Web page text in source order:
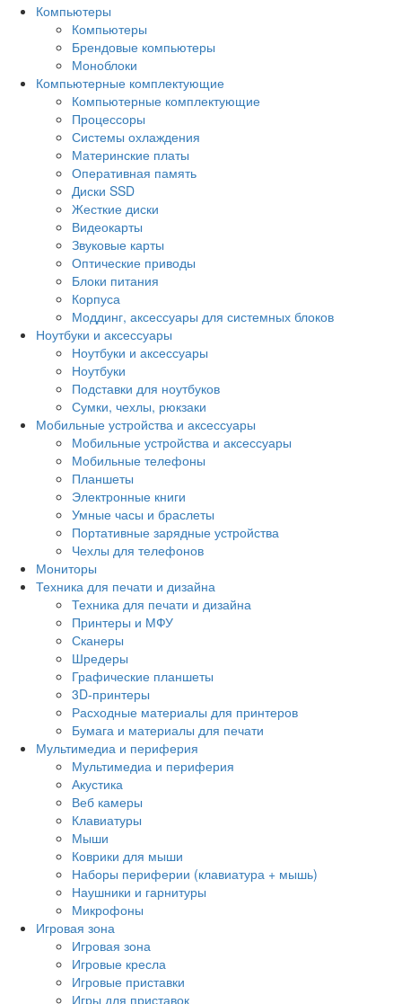
Компьютеры
Компьютеры
Брендовые компьютеры
Моноблоки
Компьютерные комплектующие
Компьютерные комплектующие
Процессоры
Системы охлаждения
Материнские платы
Оперативная память
Диски SSD
Жесткие диски
Видеокарты
Звуковые карты
Оптические приводы
Блоки питания
Корпуса
Моддинг, аксессуары для системных блоков
Ноутбуки и аксессуары
Ноутбуки и аксессуары
Ноутбуки
Подставки для ноутбуков
Сумки, чехлы, рюкзаки
Мобильные устройства и аксессуары
Мобильные устройства и аксессуары
Мобильные телефоны
Планшеты
Электронные книги
Умные часы и браслеты
Портативные зарядные устройства
Чехлы для телефонов
Мониторы
Техника для печати и дизайна
Техника для печати и дизайна
Принтеры и МФУ
Сканеры
Шредеры
Графические планшеты
3D-принтеры
Расходные материалы для принтеров
Бумага и материалы для печати
Мультимедиа и периферия
Мультимедиа и периферия
Акустика
Веб камеры
Клавиатуры
Мыши
Коврики для мыши
Наборы периферии (клавиатура + мышь)
Наушники и гарнитуры
Микрофоны
Игровая зона
Игровая зона
Игровые кресла
Игровые приставки
Игры для приставок